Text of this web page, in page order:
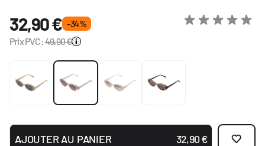
32,90 € - 34 %
Prix PVC:49,90 €
AJOUTER AU PANIER 32,90 €